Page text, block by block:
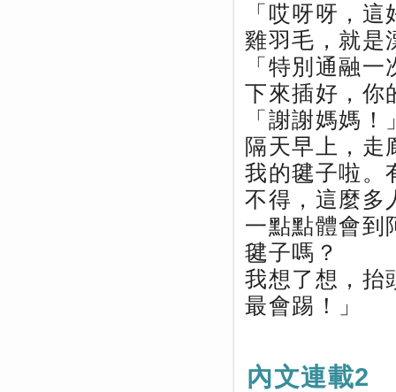
「哎呀呀，
雞羽毛，就是
「特別通融
下來插好，你
「謝謝媽媽！
隔天早上，走
我的毽子啦。
不得，這麼多
一點點體會到
毽子嗎？
我想了想，抬
最會踢！」
內文連載2